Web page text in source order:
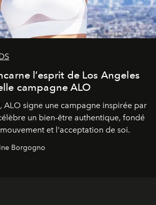
l’esprit de Los Angeles
campagne ALO
ALO signe une campagne inspirée par
un bien-être authentique, fondé
et l'acceptation de soi.
Borgogno